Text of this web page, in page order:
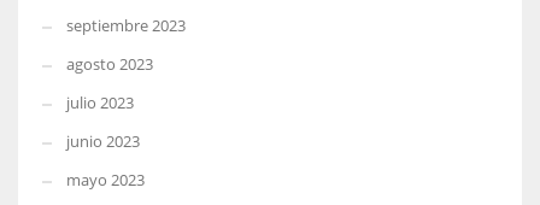
septiembre 2023
agosto 2023
julio 2023
junio 2023
mayo 2023